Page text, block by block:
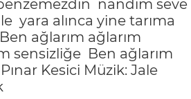
nandım seve
yara alınca yine tarıma
Ben ağlarım ağlarım
sensizliğe Ben ağlarım
Kesici Müzik: Jale